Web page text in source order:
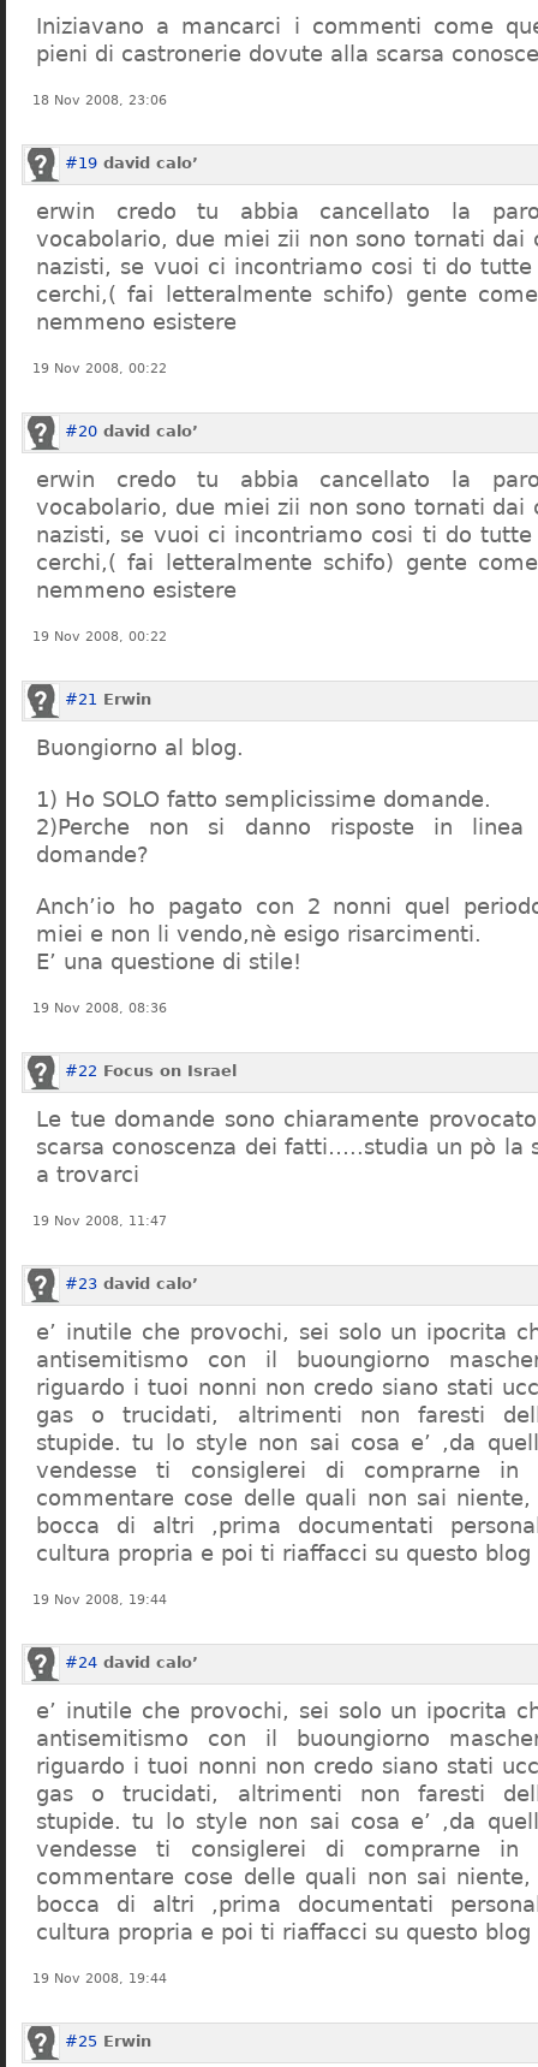
Iniziavano a mancarci i commenti come
pieni di castronerie dovute alla scarsa
18 Nov 2008, 23:06
#19 david calo’
erwin credo tu abbia cancellato la
vocabolario, due miei zii non sono tornati dai
nazisti, se vuoi ci incontriamo cosi ti do tutte
cerchi,( fai letteralmente schifo) gente
nemmeno esistere
19 Nov 2008, 00:22
#20 david calo’
erwin credo tu abbia cancellato la
vocabolario, due miei zii non sono tornati dai
nazisti, se vuoi ci incontriamo cosi ti do tutte
cerchi,( fai letteralmente schifo) gente
nemmeno esistere
19 Nov 2008, 00:22
#21 Erwin
Buongiorno al blog.
1) Ho SOLO fatto semplicissime domande.
2)Perche non si danno risposte in
domande?
Anch’io ho pagato con 2 nonni quel
miei e non li vendo,nè esigo risarcimenti.
E’ una questione di stile!
19 Nov 2008, 08:36
#22 Focus on Israel
Le tue domande sono chiaramente
scarsa conoscenza dei fatti…..studia un pò la
a trovarci
19 Nov 2008, 11:47
#23 david calo’
e’ inutile che provochi, sei solo un ipocrita
antisemitismo con il buoungiorno
riguardo i tuoi nonni non credo siano stati
gas o trucidati, altrimenti non faresti
stupide. tu lo style non sai cosa e’ ,da
vendesse ti consiglerei di comprarne in
commentare cose delle quali non sai
bocca di altri ,prima documentati
cultura propria e poi ti riaffacci su questo blog
19 Nov 2008, 19:44
#24 david calo’
e’ inutile che provochi, sei solo un ipocrita
antisemitismo con il buoungiorno
riguardo i tuoi nonni non credo siano stati
gas o trucidati, altrimenti non faresti
stupide. tu lo style non sai cosa e’ ,da
vendesse ti consiglerei di comprarne in
commentare cose delle quali non sai
bocca di altri ,prima documentati
cultura propria e poi ti riaffacci su questo blog
19 Nov 2008, 19:44
#25 Erwin